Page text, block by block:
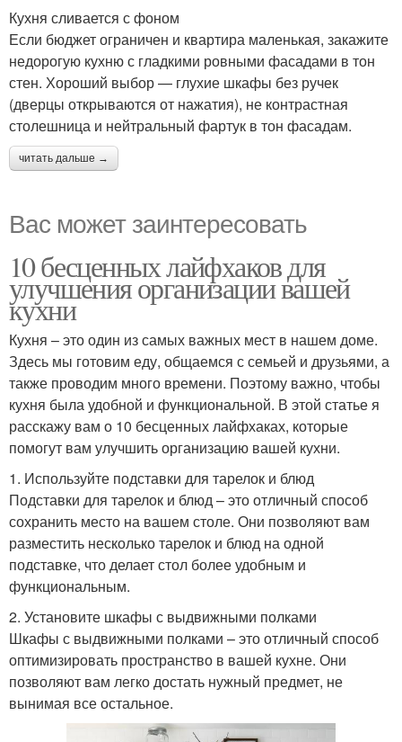
Кухня сливается с фоном
Если бюджет ограничен и квартира маленькая, закажите
недорогую кухню с гладкими ровными фасадами в тон
стен. Хороший выбор — глухие шкафы без ручек
(дверцы открываются от нажатия), не контрастная
столешница и нейтральный фартук в тон фасадам.
читать дальше →
Вас может заинтересовать
10 бесценных лайфхаков для
улучшения организации вашей
кухни
Кухня – это один из самых важных мест в нашем доме.
Здесь мы готовим еду, общаемся с семьей и друзьями, а
также проводим много времени. Поэтому важно, чтобы
кухня была удобной и функциональной. В этой статье я
расскажу вам о 10 бесценных лайфхаках, которые
помогут вам улучшить организацию вашей кухни.
1. Используйте подставки для тарелок и блюд
Подставки для тарелок и блюд – это отличный способ
сохранить место на вашем столе. Они позволяют вам
разместить несколько тарелок и блюд на одной
подставке, что делает стол более удобным и
функциональным.
2. Установите шкафы с выдвижными полками
Шкафы с выдвижными полками – это отличный способ
оптимизировать пространство в вашей кухне. Они
позволяют вам легко достать нужный предмет, не
вынимая все остальное.